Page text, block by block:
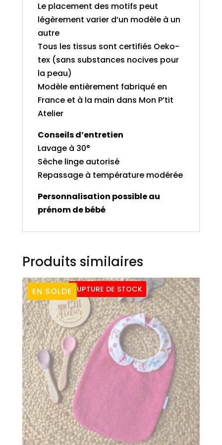
Le placement des motifs peut
légèrement varier d’un modèle à un
autre
Tous les tissus sont certifiés Oeko-
tex (sans substances nocives pour
la peau)
Modèle entièrement fabriqué en
France et à la main dans Mon P’tit
Atelier
Conseils d’entretien
Lavage à 30°
Sèche linge autorisé
Repassage à température modérée
Personnalisation possible au
prénom de bébé
Produits similaires
EN SOLDE RUPTURE DE STOCK